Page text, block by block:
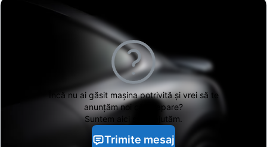
Încă nu ai găsitmașina potrivită și vrei să te
anunțăm noi când apare?
Suntem aici să te ajutăm.
Trimite mesaj